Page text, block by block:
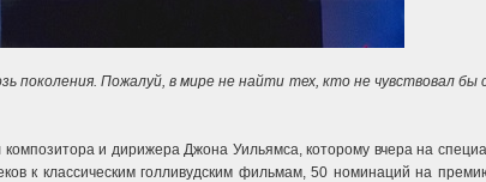
поколения. Пожалуй, в мире не найти тех, кто не чувствовал бы
и дирижера Джона Уильямса, которому вчера на
к классическим голливудским фильмам, 50 номинаций на